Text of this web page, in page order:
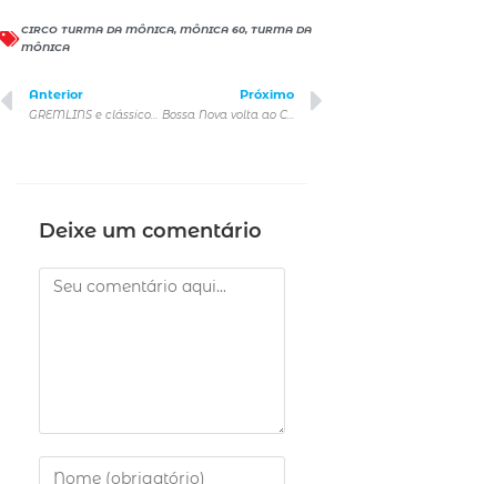
CIRCO TURMA DA MÔNICA, MÔNICA 60, TURMA DA
MÔNICA
Anterior Próximo
Bossa Nova volta ao Carnegie Hall (NY) com Seu Jorge, Carlinhos Brown e convidados
Deixe um comentário